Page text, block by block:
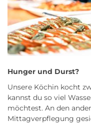
Hunger und Durst?
Unsere Köchin kocht
kannst du so viel
möchtest. An den
Mittagverpflegung